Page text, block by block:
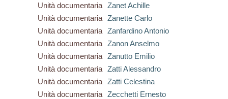
Unità documentaria
Zanet Achille
Unità documentaria
Zanette Carlo
Unità documentaria
Zanfardino Antonio
Unità documentaria
Zanon Anselmo
Unità documentaria
Zanutto Emilio
Unità documentaria
Zatti Alessandro
Unità documentaria
Zatti Celestina
Unità documentaria
Zecchetti Ernesto